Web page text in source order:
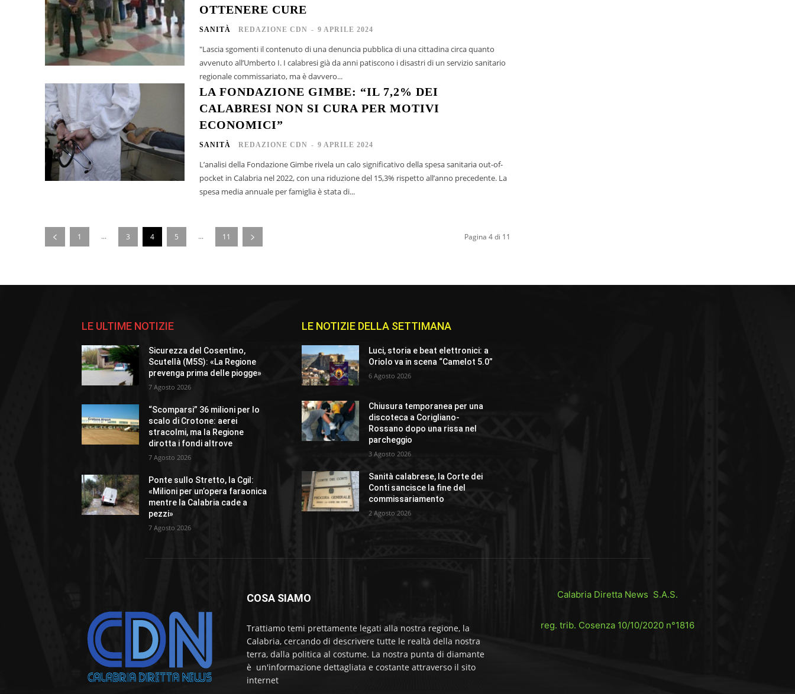
OTTENERE CURE
SANITÀ REDAZIONE CDN - 9 APRILE 2024
"Lascia sgomenti il contenuto di una denuncia pubblica di una cittadina circa quanto
avvenuto all’Umberto I. I calabresi già da anni patiscono i disastri di un servizio sanitario
regionale commissariato, ma è davvero...
LA FONDAZIONE GIMBE: “IL 7,2% DEI
CALABRESI NON SI CURA PER MOTIVI
ECONOMICI”
SANITÀ REDAZIONE CDN - 9 APRILE 2024
L’analisi della Fondazione Gimbe rivela un calo significativo della spesa sanitaria out-of-
pocket in Calabria nel 2022, con una riduzione del 15,3% rispetto all’anno precedente. La
spesa media annuale per famiglia è stata di...
1 ... 3 4 5 ... 11 Pagina 4 di 11
LE ULTIME NOTIZIE
Sicurezza del Cosentino,
Scutellà (M5S): «La Regione
prevenga prima delle piogge»
7 Agosto 2026
“Scomparsi” 36 milioni per lo
scalo di Crotone: aerei
stracolmi, ma la Regione
dirotta i fondi altrove
7 Agosto 2026
Ponte sullo Stretto, la Cgil:
«Milioni per un’opera faraonica
mentre la Calabria cade a
pezzi»
7 Agosto 2026
LE NOTIZIE DELLA SETTIMANA
Luci, storia e beat elettronici: a
Oriolo va in scena “Camelot 5.0”
6 Agosto 2026
Chiusura temporanea per una
discoteca a Corigliano-
Rossano dopo una rissa nel
parcheggio
3 Agosto 2026
Sanità calabrese, la Corte dei
Conti sancisce la fine del
commissariamento
2 Agosto 2026
COSA SIAMO
Trattiamo temi prettamente legati alla nostra regione, la
Calabria, cercando di descrivere tutte le realtà della nostra
terra, dalla politica al costume. La nostra punta di diamante
è un'informazione dettagliata e costante attraverso il sito
internet
Calabria Diretta News S.A.S.
reg. trib. Cosenza 10/10/2020 n°1816